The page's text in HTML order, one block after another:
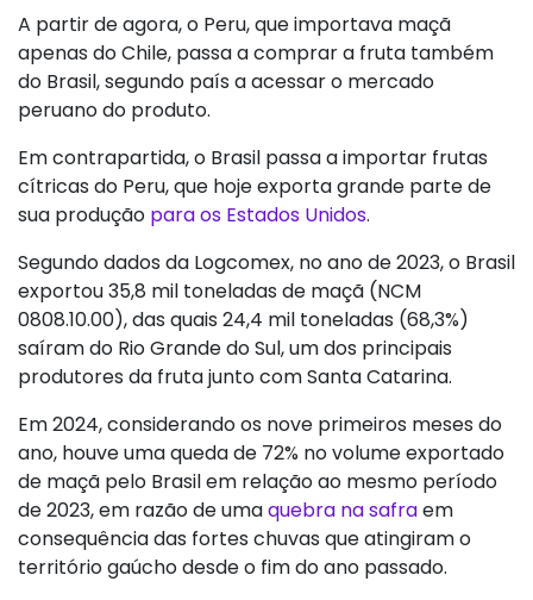
A partir de agora, o Peru, que importava maçã
apenas do Chile, passa a comprar a fruta também
do Brasil, segundo país a acessar o mercado
peruano do produto.
Em contrapartida, o Brasil passa a importar frutas
cítricas do Peru, que hoje exporta grande parte de
sua produção para os Estados Unidos.
Segundo dados da Logcomex, no ano de 2023, o Brasil
exportou 35,8 mil toneladas de maçã (NCM
0808.10.00), das quais 24,4 mil toneladas (68,3%)
saíram do Rio Grande do Sul, um dos principais
produtores da fruta junto com Santa Catarina.
Em 2024, considerando os nove primeiros meses do
ano, houve uma queda de 72% no volume exportado
de maçã pelo Brasil em relação ao mesmo período
de 2023, em razão de umaquebra na safraem
consequência das fortes chuvas que atingiram o
território gaúcho desde o fim do ano passado.